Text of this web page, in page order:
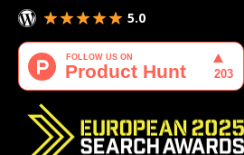
5.0